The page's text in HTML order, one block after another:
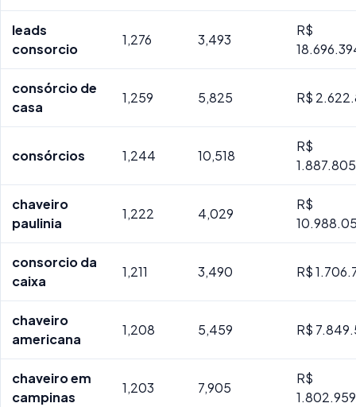
leads
consorcio
1,276 3,493
R$
consórcio de
casa
1,259 5,825 R$
consórcios 1,244 10,518
R$
chaveiro
paulinia
1,222 4,029
R$
consorcio da
caixa
1,211 3,490 R$
chaveiro
americana
1,208 5,459 R$
chaveiro em
campinas
1,203 7,905
R$